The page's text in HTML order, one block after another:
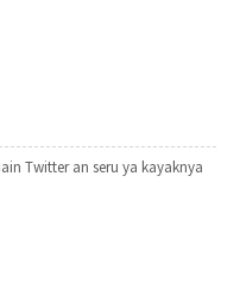
Twitter an seru ya kayaknya